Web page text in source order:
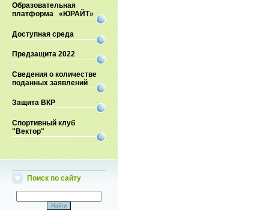
Образовательная
платформа «ЮРАЙТ»
Доступная среда
Предзащита 2022
Сведения о количестве
поданных заявлений
Защита ВКР
Спортивный клуб
"Вектор"
Поиск по сайту